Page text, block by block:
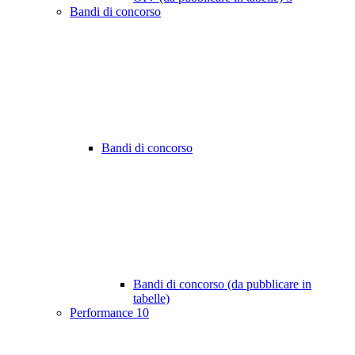
Bandi di concorso
Bandi di concorso
Bandi di concorso (da pubblicare in
tabelle)
Performance 10